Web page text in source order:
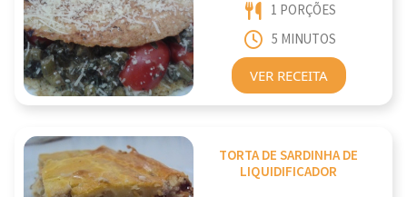
1 PORÇÕES
5 MINUTOS
VER RECEITA
TORTA DE SARDINHA DE
LIQUIDIFICADOR